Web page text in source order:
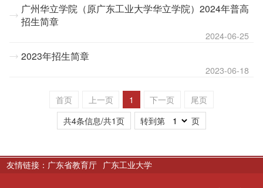
2024-06-25
广州华立学院（原广东工业大学华立学院）2024年普高
招生简章
2023-06-18
2023年招生简章
首页 上一页 1 下一页
尾页
共4条信息/共1页
转到第 页
友情链接： 广东省教育厅 广东工业大学